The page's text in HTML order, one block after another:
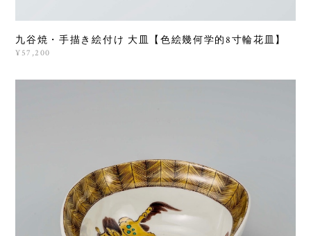
九谷焼・手描き絵付け 大皿【色絵幾何学的8寸輪花皿】
¥57,200